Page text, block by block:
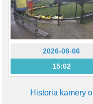
2026-08-06
15:02
Historia kamery